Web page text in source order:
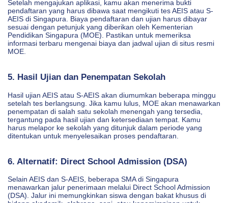
Setelah mengajukan aplikasi, kamu akan menerima bukti
pendaftaran yang harus dibawa saat mengikuti tes AEIS atau S-
AEIS di Singapura. Biaya pendaftaran dan ujian harus dibayar
sesuai dengan petunjuk yang diberikan oleh Kementerian
Pendidikan Singapura (MOE). Pastikan untuk memeriksa
informasi terbaru mengenai biaya dan jadwal ujian di situs resmi
MOE.
5. Hasil Ujian dan Penempatan Sekolah
Hasil ujian AEIS atau S-AEIS akan diumumkan beberapa minggu
setelah tes berlangsung. Jika kamu lulus, MOE akan menawarkan
penempatan di salah satu sekolah menengah yang tersedia,
tergantung pada hasil ujian dan ketersediaan tempat. Kamu
harus melapor ke sekolah yang ditunjuk dalam periode yang
ditentukan untuk menyelesaikan proses pendaftaran.
6. Alternatif: Direct School Admission (DSA)
Selain AEIS dan S-AEIS, beberapa SMA di Singapura
menawarkan jalur penerimaan melalui Direct School Admission
(DSA). Jalur ini memungkinkan siswa dengan bakat khusus di